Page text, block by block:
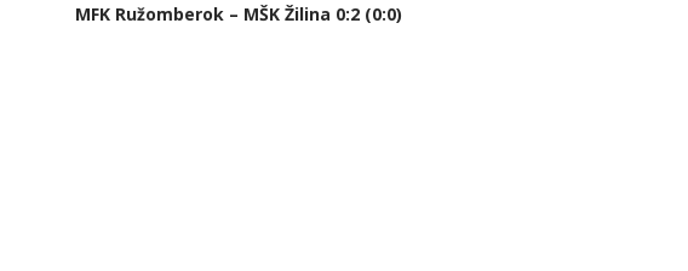
MFK Ružomberok – MŠK Žilina 0:2 (0:0)